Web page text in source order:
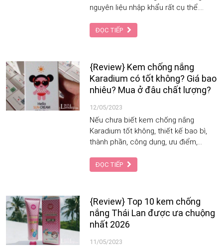
nguyên liệu nhập khẩu rất cụ thể.
quyền hệ thống nhà máy sản xuất
riêng, công nghệ và chuỗi dây chuyền
yên tâm nha. Đặc biệt giá rất bình dân
nên cân nhắc sử dụng- Beauty
Blogger Call Me Duy.
ĐỌC TIẾP
{Review} Kem chống nắng
Karadium có tốt không? Giá bao
nhiêu? Mua ở đâu chất lượng?
12/05/2023
Nếu chưa biết kem chống nắng
Karadium tốt không, thiết kế bao bì,
thành phần, công dụng, ưu điểm,
cấp sản phẩm chất lượng, bạn không
nên bỏ qua bài viết sau đây của Tạp
ĐỌC TIẾP
{Review} Top 10 kem chống
nắng Thái Lan được ưa chuộng
nhất 2026
11/05/2023